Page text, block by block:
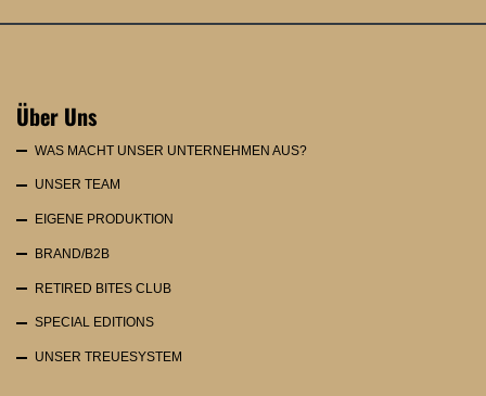
Über Uns
WAS MACHT UNSER UNTERNEHMEN AUS?
UNSER TEAM
EIGENE PRODUKTION
BRAND/B2B
RETIRED BITES CLUB
SPECIAL EDITIONS
UNSER TREUESYSTEM